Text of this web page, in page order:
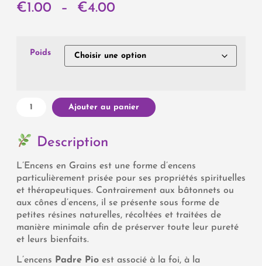
€1.00 – €4.00
Poids
Ajouter au panier
Description
L’Encens en Grains est une forme d’encens
particulièrement prisée pour ses propriétés spirituelles
et thérapeutiques. Contrairement aux bâtonnets ou
aux cônes d’encens, il se présente sous forme de
petites résines naturelles, récoltées et traitées de
manière minimale afin de préserver toute leur pureté
et leurs bienfaits.
L’encens Padre Pio est associé à la foi, à la